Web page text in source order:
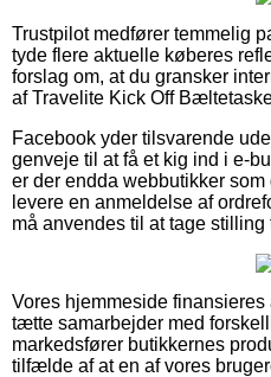
Trustpilot medfører temmelig
tyde flere aktuelle køberes
forslag om, at du gransker
af Travelite Kick Off
Facebook yder tilsvarende
genveje til at få et kig ind i e-
er der endda webbutikker
levere en anmeldelse af
må anvendes til at tage
Vores hjemmeside
tætte samarbejder med
markedsfører butikkernes
tilfælde af at en af vores